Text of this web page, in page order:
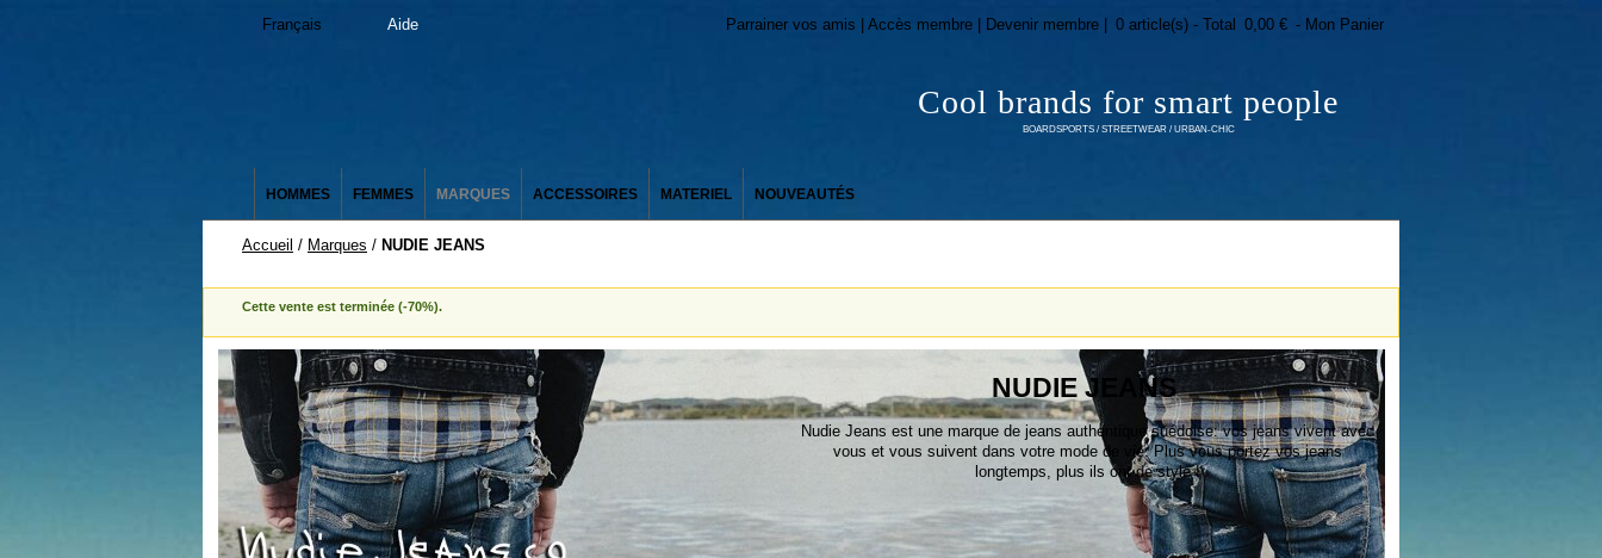
Cool brands for smart people
BOARDSPORTS / STREETWEAR / URBAN-CHIC
Français Aide Parrainer vos amis | Accès membre | Devenir membre | 0 article(s) - Total 0,00 € - Mon Panier
HOMMES FEMMES MARQUES ACCESSOIRES MATERIEL NOUVEAUTÉS
Accueil / Marques / NUDIE JEANS
Cette vente est terminée (-70%).
NUDIE JEANS
Nudie Jeans est une marque de jeans authentique suédoise: vos jeans vivent avec
vous et vous suivent dans votre mode de vie. Plus vous portez vos jeans
longtemps, plus ils ont de style !